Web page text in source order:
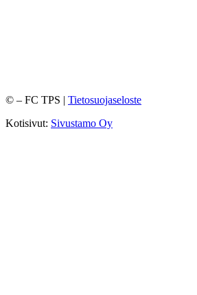
© – FC TPS | Tietosuojaseloste
Kotisivut: Sivustamo Oy